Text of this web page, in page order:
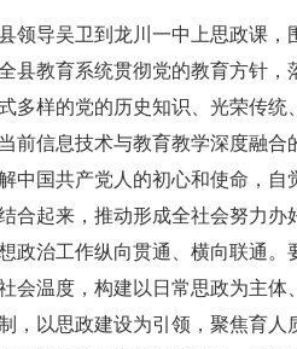
领导吴卫到龙川一中上思政课
县教育系统贯彻党的教育方针，
多样的党的历史知识、光荣传
前信息技术与教育教学深度融
中国共产党人的初心和使命，
合起来，推动形成全社会努力
政治工作纵向贯通、横向联通。
会温度，构建以日常思政为主
，以思政建设为引领，聚焦育人